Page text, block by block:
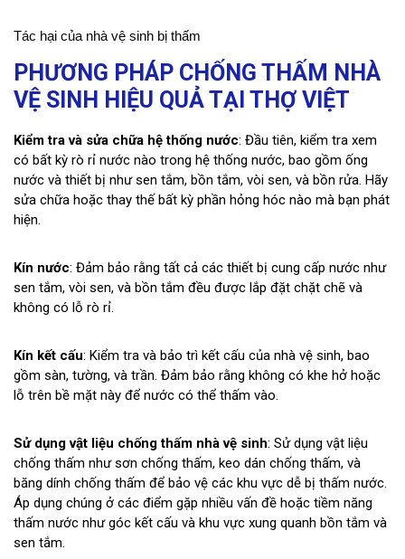
Tác hại của nhà vệ sinh bị thấm
PHƯƠNG PHÁP CHỐNG THẤM NHÀ
VỆ SINH HIỆU QUẢ TẠI THỢ VIỆT
Kiểm tra và sửa chữa hệ thống nước: Đầu tiên, kiểm tra xem
có bất kỳ rò rỉ nước nào trong hệ thống nước, bao gồm ống
nước và thiết bị như sen tắm, bồn tắm, vòi sen, và bồn rửa. Hãy
sửa chữa hoặc thay thế bất kỳ phần hỏng hóc nào mà bạn phát
hiện.
Kín nước: Đảm bảo rằng tất cả các thiết bị cung cấp nước như
sen tắm, vòi sen, và bồn tắm đều được lắp đặt chặt chẽ và
không có lỗ rò rỉ.
Kín kết cấu: Kiểm tra và bảo trì kết cấu của nhà vệ sinh, bao
gồm sàn, tường, và trần. Đảm bảo rằng không có khe hở hoặc
lỗ trên bề mặt này để nước có thể thấm vào.
Sử dụng vật liệu chống thấm nhà vệ sinh: Sử dụng vật liệu
chống thấm như sơn chống thấm, keo dán chống thấm, và
băng dính chống thấm để bảo vệ các khu vực dễ bị thấm nước.
Áp dụng chúng ở các điểm gặp nhiều vấn đề hoặc tiềm năng
thấm nước như góc kết cấu và khu vực xung quanh bồn tắm và
sen tắm.